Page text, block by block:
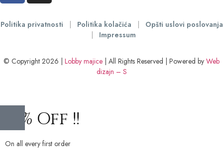
Politika privatnosti Politika kolačića
Opšti uslovi poslovanja
Impressum
© Copyright 2026 | Lobby majice | All Rights Reserved | Powered by Web
dizajn – S
10% Off !!
On all every first order